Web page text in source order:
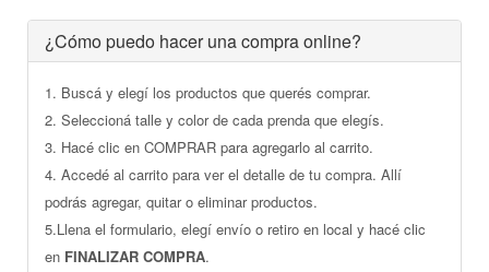
¿Cómo puedo hacer una compra online?
1. Buscá y elegí los productos que querés comprar.
2. Seleccioná talle y color de cada prenda que elegís.
3. Hacé clic en COMPRAR para agregarlo al carrito.
4. Accedé al carrito para ver el detalle de tu compra. Allí
podrás agregar, quitar o eliminar productos.
5.Llena el formulario, elegí envío o retiro en local y hacé clic
en FINALIZAR COMPRA.
Deportivo
Infantil
Trajes de baño
Accesorios
Medias
Colaless
Culotte
Tanga
Bikini
Clásica
Ver todo Soutienes
Bralette
Maternal
Reductor
Armado
Accesorios de Soutienes
Bodies
Camisetas
Corsets
Calzoncillos
Shorts
Pantalones
Vestidos
Tops
Camperas
Camisones
Toallas
Sombreros
Guantes
Bufandas
Para el pelo
Caña corta
Invisible
Naranja
Negro
Beige
Azul
Rosa
Preguntas frecuentes
Términos y condiciones
Tabla de talles y medidas